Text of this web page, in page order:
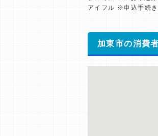
アイフル ※申込手続き
加東市の消費